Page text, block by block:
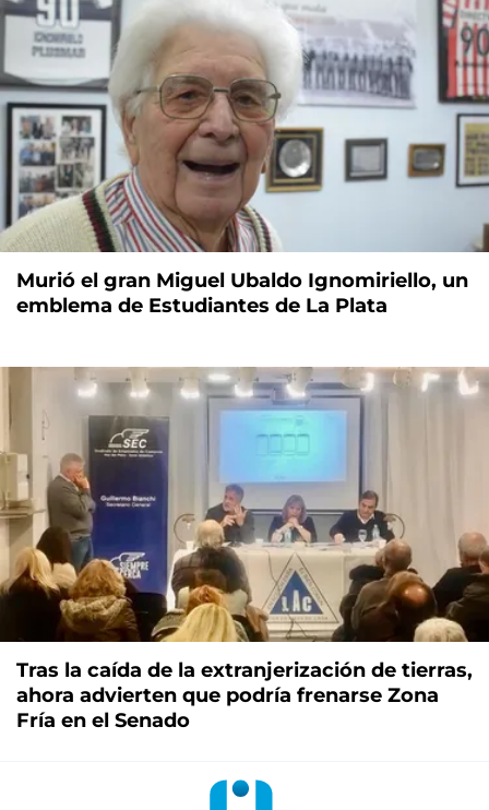
Murió el gran Miguel Ubaldo Ignomiriello, un
emblema de Estudiantes de La Plata
Tras la caída de la extranjerización de tierras,
ahora advierten que podría frenarse Zona
Fría en el Senado